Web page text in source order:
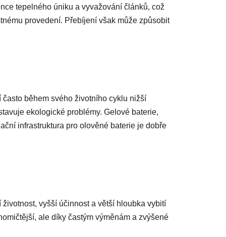
tepelného úniku a vyvažování článků, což
provedení. Přebíjení však může způsobit
během svého životního cyklu nižší
ekologické problémy. Gelové baterie,
infrastruktura pro olověné baterie je dobře
vyšší účinnost a větší hloubka vybití
ale díky častým výměnám a zvýšené